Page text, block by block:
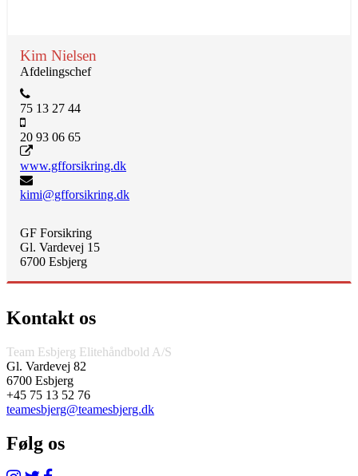
Kim Nielsen
Afdelingschef
75 13 27 44
20 93 06 65
www.gfforsikring.dk
kimi@gfforsikring.dk
GF Forsikring
Gl. Vardevej 15
6700 Esbjerg
Kontakt os
Team Esbjerg Elitehåndbold A/S
Gl. Vardevej 82
6700 Esbjerg
+45 75 13 52 76
teamesbjerg@teamesbjerg.dk
Følg os